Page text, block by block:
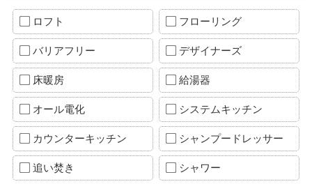
ロフト フローリング
バリアフリー デザイナーズ
床暖房 給湯器
オール電化 システムキッチン
カウンターキッチン シャンプードレッサー
追い焚き シャワー